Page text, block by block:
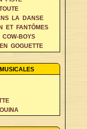
LA DANSE
ET FANTÔMES
COW-BOYS
GOGUETTE